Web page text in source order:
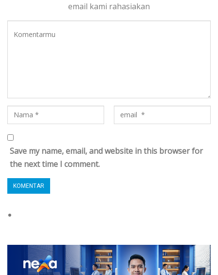
email kami rahasiakan
Save my name, email, and website in this browser for
the next time I comment.